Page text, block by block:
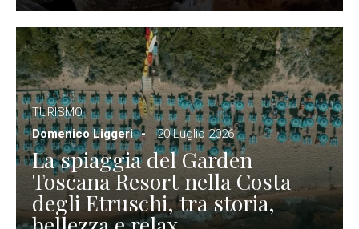
TURISMO
Domenico Liggeri
20 Luglio 2026
La spiaggia del Garden
Toscana Resort nella Costa
degli Etruschi, tra storia,